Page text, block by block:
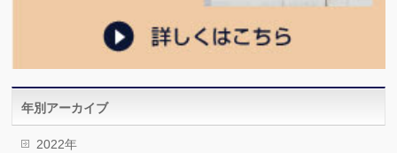
年別アーカイブ
2022年